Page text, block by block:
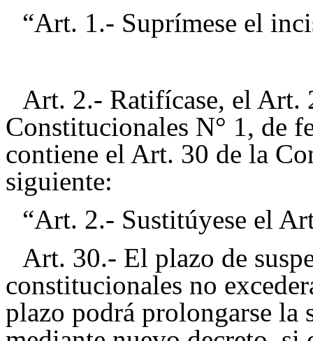
“Art. 1.- Suprímese el
Art. 2.- Ratifícase, el Art.
Constitucionales N° 1, de
contiene el Art. 30 de la
siguiente:
“Art. 2.- Sustitúyese el
Art. 30.- El plazo de
constitucionales no
plazo podrá prolongarse